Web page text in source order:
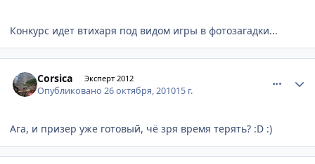
Конкурс идет втихаря под видом игры в фотозагадки...
Corsica Эксперт 2012
Опубликовано26 октября, 201015 г.
Ага, и призер уже готовый, чё зря время терять? :D :)